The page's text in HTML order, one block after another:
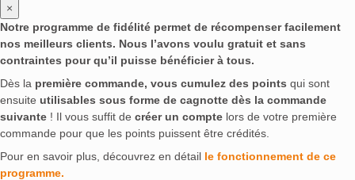
×
Notre programme de fidélité permet de récompenser facilement
nos meilleurs clients. Nous l’avons voulu gratuit et sans
contraintes pour qu’il puisse bénéficier à tous.
Dès la première commande, vous cumulez des points qui sont
ensuite utilisables sous forme de cagnotte dès la commande
suivante ! Il vous suffit de créer un compte lors de votre première
commande pour que les points puissent être crédités.
Pour en savoir plus, découvrez en détail le fonctionnement de ce
programme.